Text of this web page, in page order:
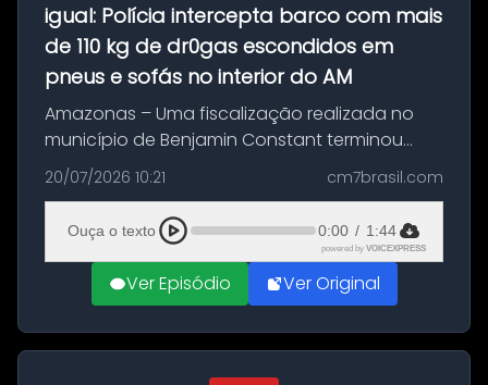
igual: Polícia intercepta barco com mais
de 110 kg de dr0gas escondidos em
pneus e sofás no interior do AM
Amazonas – Uma fiscalização realizada no
município de Benjamin Constant terminou
com a apreensão de aproximadamente 115
quilos de entorpecentes em uma
embarcação atracada no porto da cidade. O
materia...
20/07/2026 10:21 cm7brasil.com
Ouça o texto 0:00 / 1:44
powered by VOICEXPRESS
Ver Episódio Ver Original